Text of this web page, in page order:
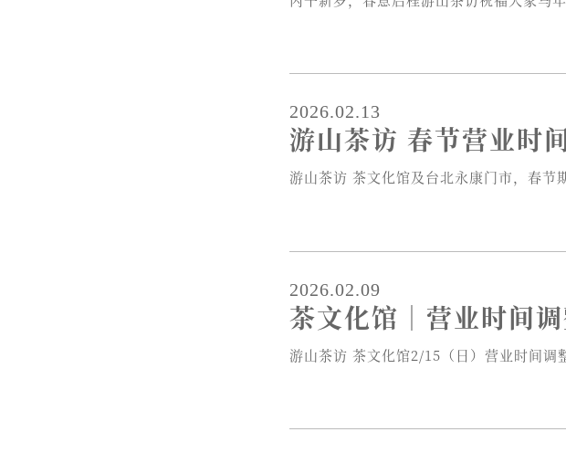
2026.02.13
游山茶访 春节营业时
游山茶访 茶文化馆及台北永康门市，春节
2026.02.09
茶文化馆｜营业时间
游山茶访 茶文化馆2/15（日）营业时间